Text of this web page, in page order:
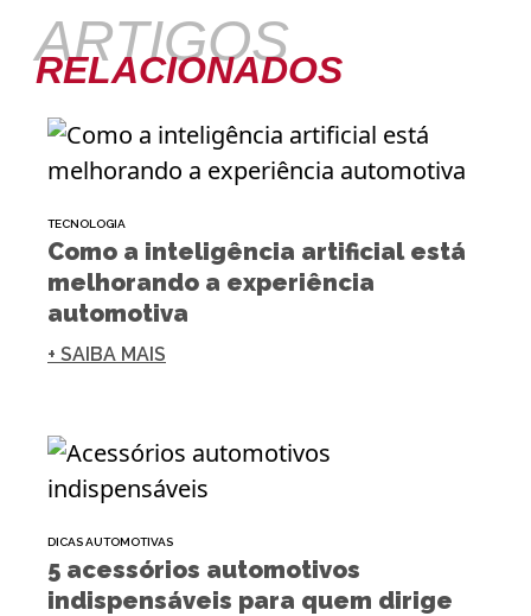
ARTIGOS
RELACIONADOS
TECNOLOGIA
Como a inteligência artificial está
melhorando a experiência
automotiva
+ SAIBA MAIS
DICAS AUTOMOTIVAS
5 acessórios automotivos
indispensáveis para quem dirige